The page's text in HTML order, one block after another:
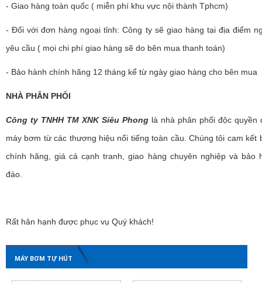
- Giao hàng toàn quốc ( miễn phí khu vực nội thành Tphcm)
- Đối với đơn hàng ngoại tỉnh: Công ty sẽ giao hàng tại địa điểm
yêu cầu ( mọi chi phí giao hàng sẽ do bên mua thanh toán)
- Bảo hành chính hãng 12 tháng kể từ ngày giao hàng cho bên mua
NHÀ PHÂN PHỐI
Công ty TNHH TM XNK Siêu Phong là nhà phân phối độc quyền
máy bơm từ các thương hiệu nổi tiếng toàn cầu. Chúng tôi cam kết
chính hãng, giá cả cạnh tranh, giao hàng chuyên nghiệp và bảo
đáo.
Rất hân hạnh được phục vụ Quý khách!
MÁY BƠM TỰ HÚT